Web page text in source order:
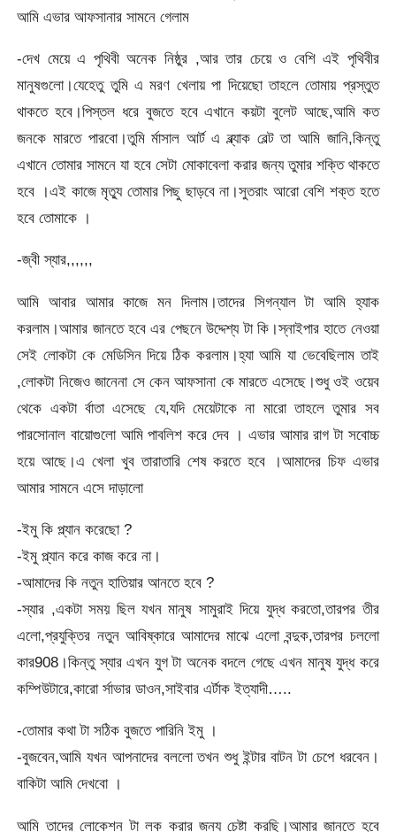
আমি এভার আফসানার সামনে গেলাম
-দেখ মেয়ে এ পৃথিবী অনেক নিষ্ঠুর ,আর তার চেয়ে ও বেশি এই পৃথিবীর
মানুষগুলো।যেহেতু তুমি এ মরণ খেলায় পা দিয়েছো তাহলে তোমায় প্রস্তুত
থাকতে হবে।পিস্তল ধরে বুজতে হবে এখানে কয়টা বুলেট আছে,আমি কত
জনকে মারতে পারবো।তুমি র্মাসাল আর্ট এ ব্ল্যাক বেল্ট তা আমি জানি,কিন্তু
এখানে তোমার সামনে যা হবে সেটা মোকাবেলা করার জন্য তুমার শক্তি থাকতে
হবে ।এই কাজে মৃত্যু তোমার পিছু ছাড়বে না।সুতরাং আরো বেশি শক্ত হতে
হবে তোমাকে ।
-জ্বী স্যার,,,,,,
আমি আবার আমার কাজে মন দিলাম।তাদের সিগন্যাল টা আমি হ্যাক
করলাম।আমার জানতে হবে এর পেছনে উদ্দেশ্য টা কি।স্নাইপার হাতে নেওয়া
সেই লোকটা কে মেডিসিন দিয়ে ঠিক করলাম।হ্যা আমি যা ভেবেছিলাম তাই
,লোকটা নিজেও জানেনা সে কেন আফসানা কে মারতে এসেছে।শুধু ওই ওয়েব
থেকে একটা র্বাতা এসেছে যে,যদি মেয়েটাকে না মারো তাহলে তুমার সব
পারসোনাল বায়োগুলো আমি পাবলিশ করে দেব । এভার আমার রাগ টা সবোচ্চ
হয়ে আছে।এ খেলা খুব তারাতারি শেষ করতে হবে ।আমাদের চিফ এভার
আমার সামনে এসে দাড়ালো
-ইমু কি প্ল্যান করেছো ?
-ইমু প্ল্যান করে কাজ করে না।
-আমাদের কি নতুন হাতিয়ার আনতে হবে ?
-স্যার ,একটা সময় ছিল যখন মানুষ সামুরাই দিয়ে যুদ্ধ করতো,তারপর তীর
এলো,প্রযুক্তির নতুন আবিষ্কারে আমাদের মাঝে এলো বন্দুক,তারপর চললো
কার908।কিন্তু স্যার এখন যুগ টা অনেক বদলে গেছে এখন মানুষ যুদ্ধ করে
কম্পিউটারে,কারো র্সাভার ডাওন,সাইবার এর্টাক ইত্যাদী…..
-তোমার কথা টা সঠিক বুজতে পারিনি ইমু ।
-বুজবেন,আমি যখন আপনাদের বললো তখন শুধু ইন্টার বাটন টা চেপে ধরবেন।
বাকিটা আমি দেখবো ।
আমি তাদের লোকেশন টা লক করার জন্য চেষ্টা করছি।আমার জানতে হবে